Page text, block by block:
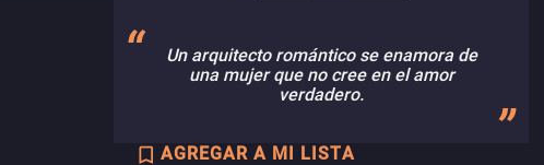
Un arquitecto romántico se enamora de
una mujer que no cree en el amor
verdadero.
AGREGAR A MI LISTA